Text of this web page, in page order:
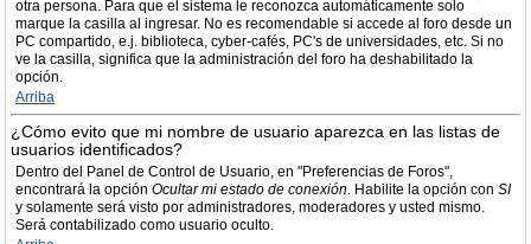
otra persona. Para que el sistema le reconozca automáticamente solo
marque la casilla al ingresar. No es recomendable si accede al foro desde un
PC compartido, e.j. biblioteca, cyber-cafés, PC's de universidades, etc. Si no
ve la casilla, significa que la administración del foro ha deshabilitado la
opción.
Arriba
¿Cómo evito que mi nombre de usuario aparezca en las listas de
usuarios identificados?
Dentro del Panel de Control de Usuario, en "Preferencias de Foros",
encontrará la opción Ocultar mi estado de conexión. Habilite la opción con SI
y solamente será visto por administradores, moderadores y usted mismo.
Será contabilizado como usuario oculto.